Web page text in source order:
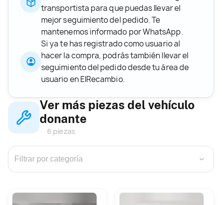
transportista para que puedas llevar el
mejor seguimiento del pedido. Te
mantenemos informado por WhatsApp.
Si ya te has registrado como usuario al
hacer la compra, podrás también llevar el
seguimiento del pedido desde tu área de
usuario en ElRecambio.
Ver más piezas del vehículo
donante
6 piezas
›